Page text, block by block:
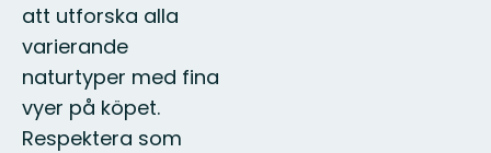
att utforska alla
varierande
naturtyper med fina
vyer på köpet.
Respektera som